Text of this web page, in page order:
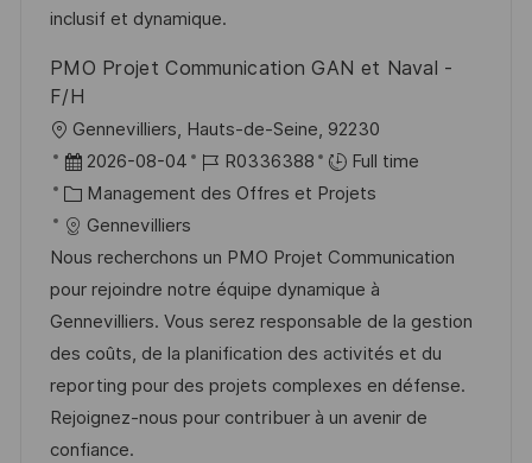
a
i
i
n
e
p
s
o
i
inclusif et dynamique.
PMO Projet Communication GAN et Naval -
F/H
o
c
a
l
i
s
a
t
i
o
Gennevilliers, Hauts-de-Seine, 92230
D
a
t
e
d
’
a
f
f
i
2026-08-04
R
é
é
r
e
n
c
e
R0336388
Full time
C
a
t
é
g
o
r
i
e
Management des Offres et Projets
Gennevilliers
Nous recherchons un PMO Projet Communication
pour rejoindre notre équipe dynamique à
Gennevilliers. Vous serez responsable de la gestion
des coûts, de la planification des activités et du
reporting pour des projets complexes en défense.
Rejoignez-nous pour contribuer à un avenir de
confiance.